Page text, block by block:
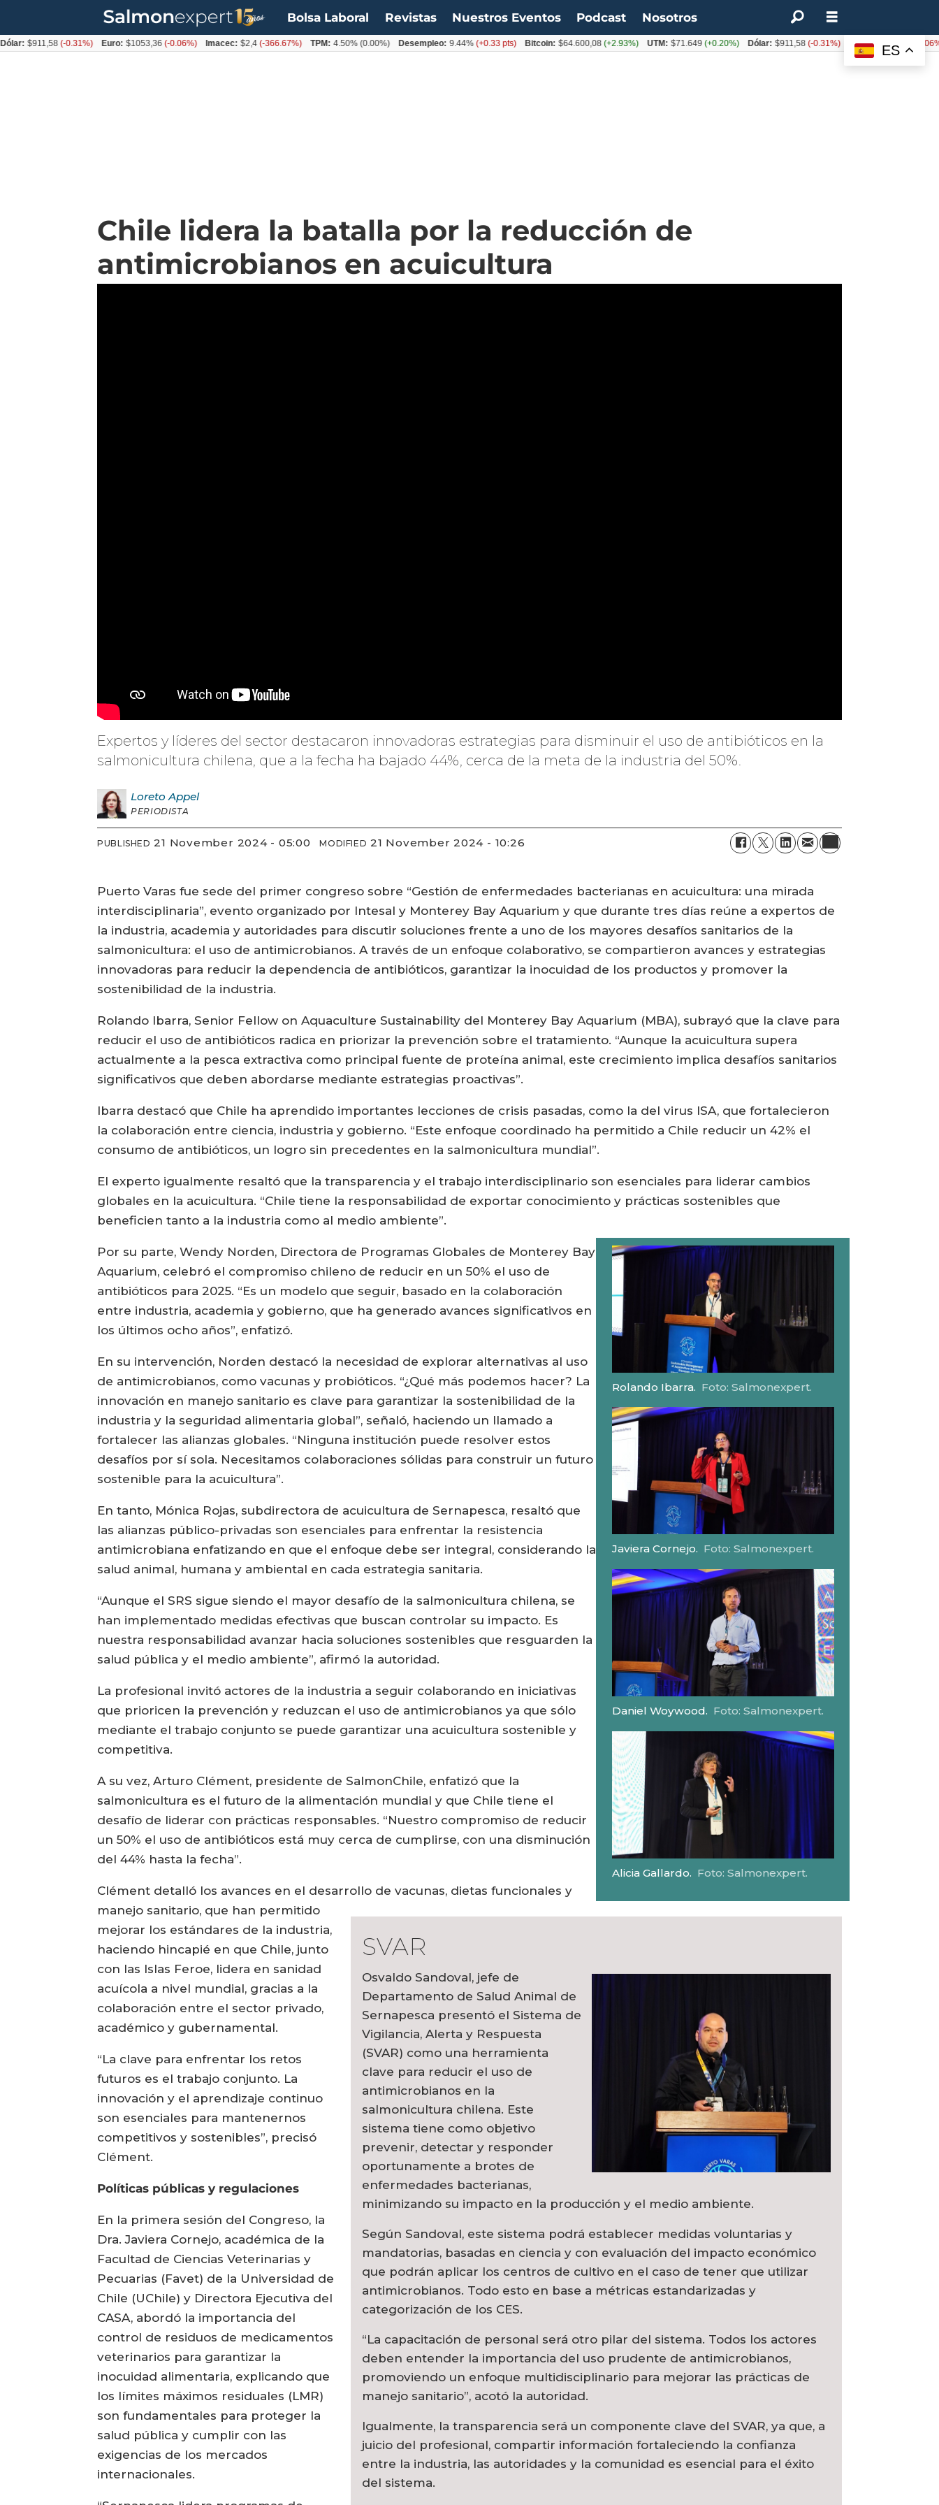
Bolsa Laboral Revistas Nuestros Eventos Podcast Nosotros
Chile lidera la batalla por la reducción de
antimicrobianos en acuicultura
Expertos y líderes del sector destacaron innovadoras estrategias para disminuir el uso de antibióticos en la
salmonicultura chilena, que a la fecha ha bajado 44%, cerca de la meta de la industria del 50%.
Loreto Appel
PERIODISTA
PUBLISHED 21 November 2024 - 05:00 MODIFIED 21 November 2024 - 10:26
Puerto Varas fue sede del primer congreso sobre “Gestión de enfermedades bacterianas en acuicultura: una mirada
interdisciplinaria”, evento organizado por Intesal y Monterey Bay Aquarium y que durante tres días reúne a expertos de
la industria, academia y autoridades para discutir soluciones frente a uno de los mayores desafíos sanitarios de la
salmonicultura: el uso de antimicrobianos. A través de un enfoque colaborativo, se compartieron avances y estrategias
innovadoras para reducir la dependencia de antibióticos, garantizar la inocuidad de los productos y promover la
sostenibilidad de la industria.
Rolando Ibarra, Senior Fellow on Aquaculture Sustainability del Monterey Bay Aquarium (MBA), subrayó que la clave para
reducir el uso de antibióticos radica en priorizar la prevención sobre el tratamiento. “Aunque la acuicultura supera
actualmente a la pesca extractiva como principal fuente de proteína animal, este crecimiento implica desafíos sanitarios
significativos que deben abordarse mediante estrategias proactivas”.
Ibarra destacó que Chile ha aprendido importantes lecciones de crisis pasadas, como la del virus ISA, que fortalecieron
la colaboración entre ciencia, industria y gobierno. “Este enfoque coordinado ha permitido a Chile reducir un 42% el
consumo de antibióticos, un logro sin precedentes en la salmonicultura mundial”.
El experto igualmente resaltó que la transparencia y el trabajo interdisciplinario son esenciales para liderar cambios
globales en la acuicultura. “Chile tiene la responsabilidad de exportar conocimiento y prácticas sostenibles que
beneficien tanto a la industria como al medio ambiente”.
Rolando Ibarra. Foto: Salmonexpert.
Javiera Cornejo. Foto: Salmonexpert.
Daniel Woywood. Foto: Salmonexpert.
Alicia Gallardo. Foto: Salmonexpert.
Por su parte, Wendy Norden, Directora de Programas Globales de Monterey Bay
Aquarium, celebró el compromiso chileno de reducir en un 50% el uso de
antibióticos para 2025. “Es un modelo que seguir, basado en la colaboración
entre industria, academia y gobierno, que ha generado avances significativos en
los últimos ocho años”, enfatizó.
En su intervención, Norden destacó la necesidad de explorar alternativas al uso
de antimicrobianos, como vacunas y probióticos. “¿Qué más podemos hacer? La
innovación en manejo sanitario es clave para garantizar la sostenibilidad de la
industria y la seguridad alimentaria global”, señaló, haciendo un llamado a
fortalecer las alianzas globales. “Ninguna institución puede resolver estos
desafíos por sí sola. Necesitamos colaboraciones sólidas para construir un futuro
sostenible para la acuicultura”.
En tanto, Mónica Rojas, subdirectora de acuicultura de Sernapesca, resaltó que
las alianzas público-privadas son esenciales para enfrentar la resistencia
antimicrobiana enfatizando en que el enfoque debe ser integral, considerando la
salud animal, humana y ambiental en cada estrategia sanitaria.
“Aunque el SRS sigue siendo el mayor desafío de la salmonicultura chilena, se
han implementado medidas efectivas que buscan controlar su impacto. Es
nuestra responsabilidad avanzar hacia soluciones sostenibles que resguarden la
salud pública y el medio ambiente”, afirmó la autoridad.
La profesional invitó actores de la industria a seguir colaborando en iniciativas
que prioricen la prevención y reduzcan el uso de antimicrobianos ya que sólo
mediante el trabajo conjunto se puede garantizar una acuicultura sostenible y
competitiva.
A su vez, Arturo Clément, presidente de SalmonChile, enfatizó que la
salmonicultura es el futuro de la alimentación mundial y que Chile tiene el
desafío de liderar con prácticas responsables. “Nuestro compromiso de reducir
un 50% el uso de antibióticos está muy cerca de cumplirse, con una disminución
del 44% hasta la fecha”.
SVAR
Osvaldo Sandoval, jefe de
Departamento de Salud Animal de
Sernapesca presentó el Sistema de
Vigilancia, Alerta y Respuesta
(SVAR) como una herramienta
clave para reducir el uso de
antimicrobianos en la
salmonicultura chilena. Este
sistema tiene como objetivo
prevenir, detectar y responder
oportunamente a brotes de
enfermedades bacterianas,
minimizando su impacto en la producción y el medio ambiente.
Según Sandoval, este sistema podrá establecer medidas voluntarias y
mandatorias, basadas en ciencia y con evaluación del impacto económico
que podrán aplicar los centros de cultivo en el caso de tener que utilizar
antimicrobianos. Todo esto en base a métricas estandarizadas y
categorización de los CES.
“La capacitación de personal será otro pilar del sistema. Todos los actores
deben entender la importancia del uso prudente de antimicrobianos,
promoviendo un enfoque multidisciplinario para mejorar las prácticas de
manejo sanitario”, acotó la autoridad.
Igualmente, la transparencia será un componente clave del SVAR, ya que, a
juicio del profesional, compartir información fortaleciendo la confianza
entre la industria, las autoridades y la comunidad es esencial para el éxito
del sistema.
Clément detalló los avances en el desarrollo de vacunas, dietas funcionales y
manejo sanitario, que han permitido
mejorar los estándares de la industria,
haciendo hincapié en que Chile, junto
con las Islas Feroe, lidera en sanidad
acuícola a nivel mundial, gracias a la
colaboración entre el sector privado,
académico y gubernamental.
“La clave para enfrentar los retos
futuros es el trabajo conjunto. La
innovación y el aprendizaje continuo
son esenciales para mantenernos
competitivos y sostenibles”, precisó
Clément.
Políticas públicas y regulaciones
En la primera sesión del Congreso, la
Dra. Javiera Cornejo, académica de la
Facultad de Ciencias Veterinarias y
Pecuarias (Favet) de la Universidad de
Chile (UChile) y Directora Ejecutiva del
CASA, abordó la importancia del
control de residuos de medicamentos
veterinarios para garantizar la
inocuidad alimentaria, explicando que
los límites máximos residuales (LMR)
son fundamentales para proteger la
salud pública y cumplir con las
exigencias de los mercados
internacionales.
ES
$911,58 (-0.31%) Euro: $1053,36 (-0.06%) Imacec: $2,4(-366.67%) TPM: 4.50%(0.00%) Desempleo: 9.44%(+0.33 pts) Bitcoin: $64.600,08 (+2.93%) UTM: $71.649(+0.20%) Dólar: $911,58 (-0.31%) Euro: $1053,36 (-0.06%)